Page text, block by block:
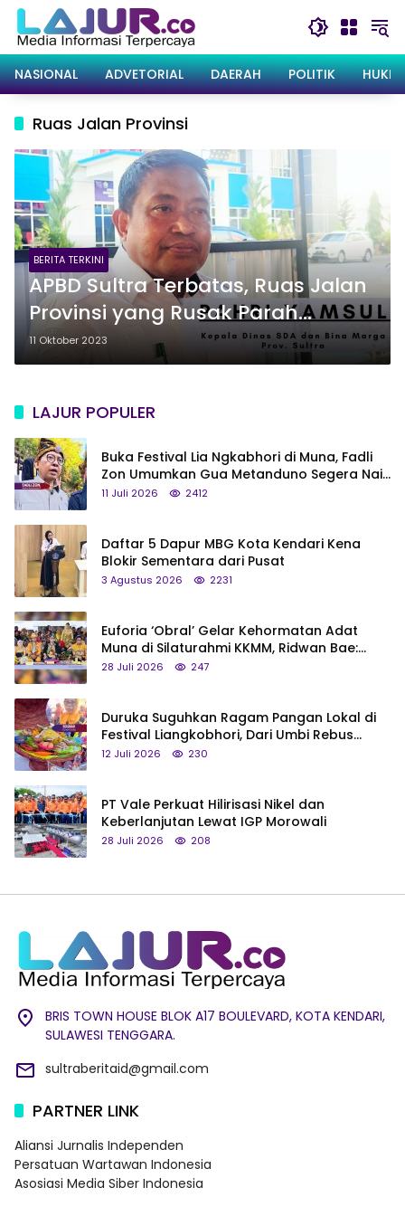
Langsung
konten
NASIONAL
ADVETORIAL DAERAH POLITIK
Ruas Jalan Provinsi
BERITA TERKINI
APBD Sultra Terbatas, Ruas Jalan
Provinsi yang Rusak Parah
Didorong Pakai Dana Inpres
11 Oktober 2023
LAJUR POPULER
Buka Festival Lia Ngkabhori di Muna, Fadli
Zon Umumkan Gua Metanduno Segera Naik
Status Jadi Cagar Budaya Nasional
11 Juli 2026 2412
Daftar 5 Dapur MBG Kota Kendari Kena
Blokir Sementara dari Pusat
3 Agustus 2026 2231
Euforia ‘Obral’ Gelar Kehormatan Adat
Muna di Silaturahmi KKMM, Ridwan Bae:
Saya Bukan Tipe Begitu, Belum Pantas!
28 Juli 2026 247
Duruka Suguhkan Ragam Pangan Lokal di
Festival Liangkobhori, Dari Umbi Rebus
hingga Tumpeng Beras Muna
12 Juli 2026 230
PT Vale Perkuat Hilirisasi Nikel dan
Keberlanjutan Lewat IGP Morowali
28 Juli 2026 208
BRIS TOWN HOUSE BLOK A17 BOULEVARD, KOTA KENDARI,
SULAWESI TENGGARA.
sultraberitaid@gmail.com
PARTNER LINK
Aliansi Jurnalis Independen
Persatuan Wartawan Indonesia
Asosiasi Media Siber Indonesia